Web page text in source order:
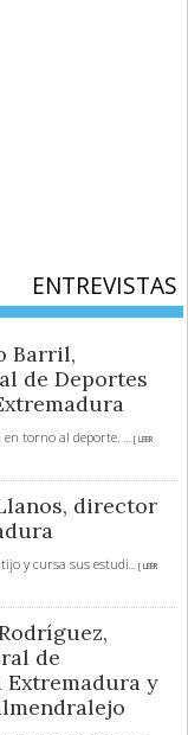
ENTREVISTAS
Barril,
de Deportes
torno al deporte.
... [ LEER
director
y cursa sus estudi... [ LEER
de
Extremadura y